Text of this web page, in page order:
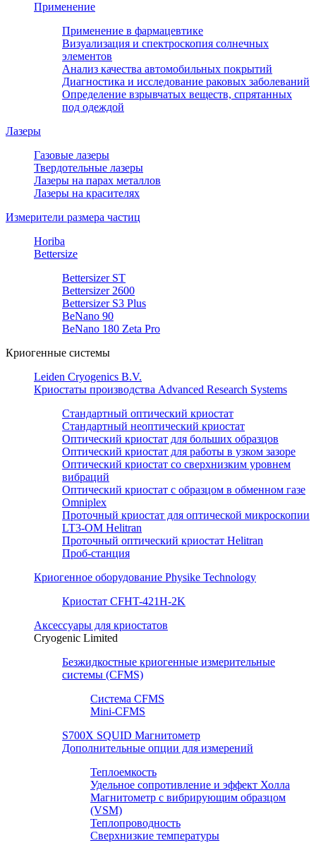
Применение
Применение в фармацевтике
Визуализация и спектроскопия солнечных
элементов
Анализ качества автомобильных покрытий
Диагностика и исследование раковых заболеваний
Определение взрывчатых веществ, спрятанных
под одеждой
Лазеры
Газовые лазеры
Твердотельные лазеры
Лазеры на парах металлов
Лазеры на красителях
Измерители размера частиц
Horiba
Bettersize
Bettersizer ST
Bettersizer 2600
Bettersizer S3 Plus
BeNano 90
BeNano 180 Zeta Pro
Криогенные системы
Leiden Cryogenics B.V.
Криостаты производства Advanced Research Systems
Стандартный оптический криостат
Стандартный неоптический криостат
Оптический криостат для больших образцов
Оптический криостат для работы в узком зазоре
Оптический криостат со сверхнизким уровнем
вибраций
Оптический криостат с образцом в обменном газе
Omniplex
Проточный криостат для оптической микроскопии
LT3-OM Helitran
Проточный оптический криостат Helitran
Проб-станция
Криогенное оборудование Physike Technology
Криостат CFHT-421H-2K
Аксессуары для криостатов
Cryogenic Limited
Безжидкостные криогенные измерительные
системы (CFMS)
Система CFMS
Mini-CFMS
S700X SQUID Магнитометр
Дополнительные опции для измерений
Теплоемкость
Удельное сопротивление и эффект Холла
Магнитометр с вибрирующим образцом
(VSM)
Теплопроводность
Сверхнизкие температуры